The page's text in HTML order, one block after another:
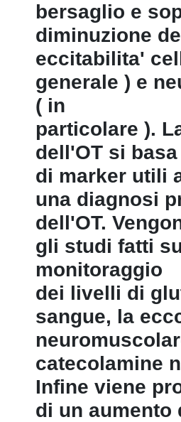
bersaglio e
diminuzione
eccitabilita'
generale ) e
( in
particolare ).
dell'OT si
di marker utili
una diagnosi
dell'OT.
gli studi fatti
monitoraggio
dei livelli di
sangue, la
catecolamine
Infine viene
di un aumento